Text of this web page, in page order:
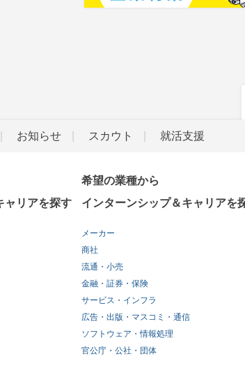
お知らせ スカウト 就活支援
ャリアを探す
希望の業種から
インターンシップ＆キャリアを
メーカー
商社
流通・小売
金融・証券・保険
サービス・インフラ
広告・出版・マスコミ・通信
ソフトウェア・情報処理
官公庁・公社・団体